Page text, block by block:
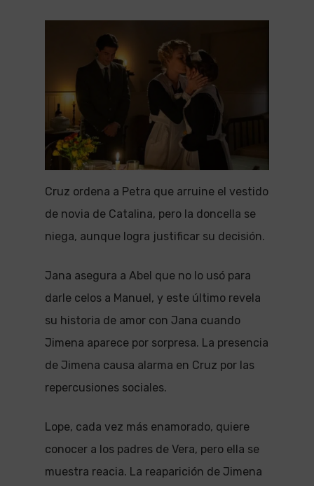
Cruz ordena a Petra que arruine el vestido
de novia de Catalina, pero la doncella se
niega, aunque logra justificar su decisión.
Jana asegura a Abel que no lo usó para
darle celos a Manuel, y este último revela
su historia de amor con Jana cuando
Jimena aparece por sorpresa. La presencia
de Jimena causa alarma en Cruz por las
repercusiones sociales.
Lope, cada vez más enamorado, quiere
conocer a los padres de Vera, pero ella se
muestra reacia. La reaparición de Jimena